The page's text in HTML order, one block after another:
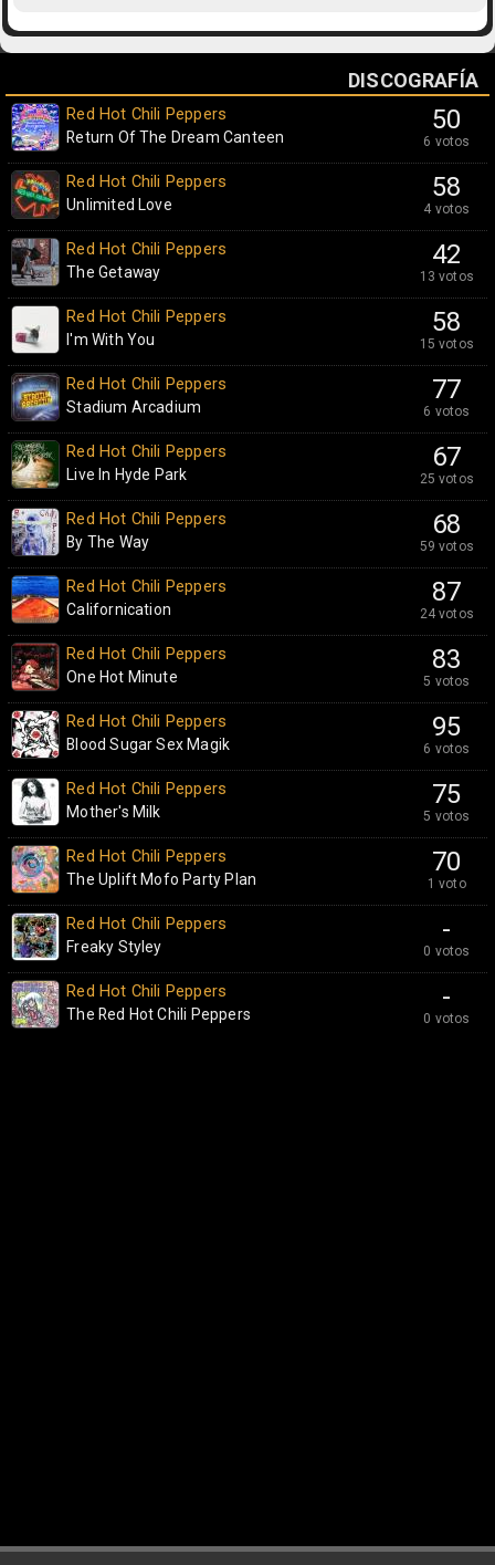
DISCOGRAFÍA
50
6 votos
Red Hot Chili Peppers
Return Of The Dream Canteen
58
4 votos
Red Hot Chili Peppers
Unlimited Love
42
13 votos
Red Hot Chili Peppers
The Getaway
58
15 votos
Red Hot Chili Peppers
I'm With You
77
6 votos
Red Hot Chili Peppers
Stadium Arcadium
67
25 votos
Red Hot Chili Peppers
Live In Hyde Park
68
59 votos
Red Hot Chili Peppers
By The Way
87
24 votos
Red Hot Chili Peppers
Californication
83
5 votos
Red Hot Chili Peppers
One Hot Minute
95
6 votos
Red Hot Chili Peppers
Blood Sugar Sex Magik
75
5 votos
Red Hot Chili Peppers
Mother's Milk
70
1 voto
Red Hot Chili Peppers
The Uplift Mofo Party Plan
-
0 votos
Red Hot Chili Peppers
Freaky Styley
-
0 votos
Red Hot Chili Peppers
The Red Hot Chili Peppers